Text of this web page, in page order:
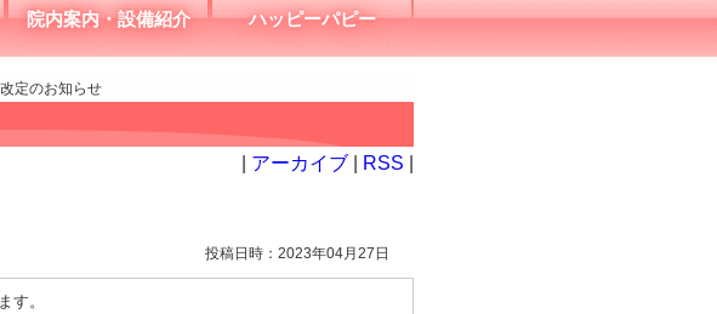
院内案内・設備紹介 ハッピーパピー
定のお知らせ
アーカイブ RSS
投稿日時：2023年04月27日
す。